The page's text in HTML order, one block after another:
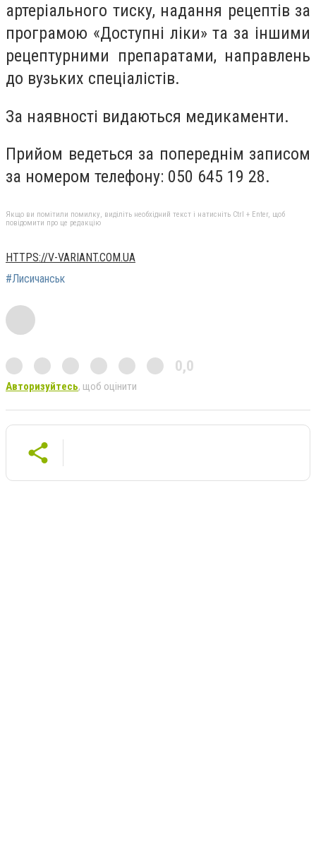
артеріального тиску, надання рецептів за
програмою «Доступні ліки» та за іншими
рецептурними препаратами, направлень
до вузьких спеціалістів.
За наявності видаються медикаменти.
Прийом ведеться за попереднім записом
за номером телефону: 050 645 19 28.
Якщо ви помітили помилку, виділіть необхідний текст і натисніть Ctrl + Enter, щоб
повідомити про це редакцію
HTTPS://V-VARIANT.COM.UA
#Лисичанськ
0,0
Авторизуйтесь, щоб оцінити